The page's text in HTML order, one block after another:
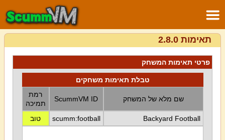
תאימות 2.8.0
פרטי תאימות המשחק
טבלת תאימות משחקים
שם מלא של המשחק ScummVM ID
רמת
תמיכה
Backyard Football
scumm:football טוב